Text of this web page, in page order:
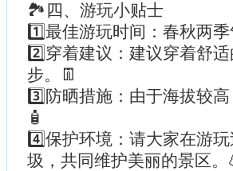
🏞四、游玩小贴士
1️⃣最佳游玩时间：春秋两
2️⃣穿着建议：建议穿着舒
步。👖
3️⃣防晒措施：由于海拔较
🧴
4️⃣保护环境：请大家在游
圾，共同维护美丽的景区。